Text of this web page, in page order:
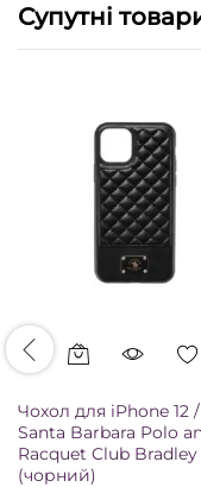
Супутні
Чохол для iPhone 12 /
Santa Barbara Polo
Racquet Club Bradley
(чорний)